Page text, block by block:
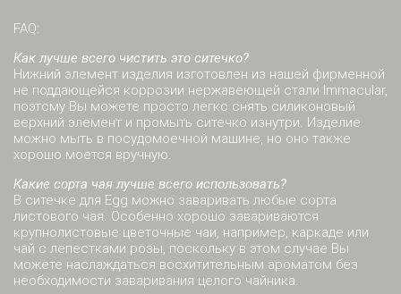
FAQ:
Как лучше всего чистить это ситечко?
Нижний элемент изделия изготовлен из нашей фирменной
не поддающейся коррозии нержавеющей стали Immacular,
поэтому Вы можете просто легко снять силиконовый
верхний элемент и промыть ситечко изнутри. Изделие
можно мыть в посудомоечной машине, но оно также
хорошо моется вручную.
Какие сорта чая лучше всего использовать?
В ситечке для Egg можно заваривать любые сорта
листового чая. Особенно хорошо завариваются
крупнолистовые цветочные чаи, например, каркаде или
чай с лепестками розы, поскольку в этом случае Вы
можете наслаждаться восхитительным ароматом без
необходимости заваривания целого чайника.